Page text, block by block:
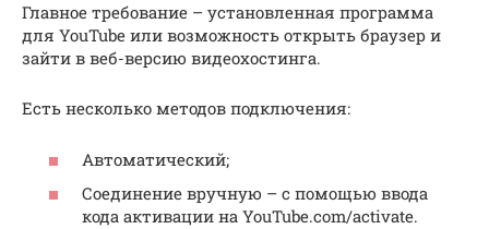
Главное требование – установленная программа
для YouTube или возможность открыть браузер и
зайти в веб-версию видеохостинга.
Есть несколько методов подключения:
Автоматический;
Соединение вручную – с помощью ввода
кода активации на YouTube.com/activate.